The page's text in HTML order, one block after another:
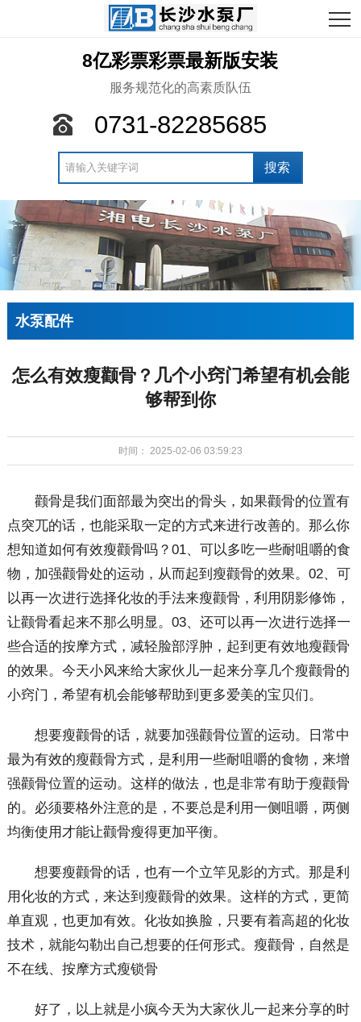
8亿彩票彩票最新版安装
服务规范化的高素质队伍
0731-82285685
水泵配件
怎么有效瘦颧骨？几个小窍门希望有机会能
够帮到你
时间： 2025-02-06 03:59:23
颧骨是我们面部最为突出的骨头，如果颧骨的位置有
点突兀的话，也能采取一定的方式来进行改善的。那么你
想知道如何有效瘦颧骨吗？01、可以多吃一些耐咀嚼的食
物，加强颧骨处的运动，从而起到瘦颧骨的效果。02、可
以再一次进行选择化妆的手法来瘦颧骨，利用阴影修饰，
让颧骨看起来不那么明显。03、还可以再一次进行选择一
些合适的按摩方式，减轻脸部浮肿，起到更有效地瘦颧骨
的效果。今天小风来给大家伙儿一起来分享几个瘦颧骨的
小窍门，希望有机会能够帮助到更多爱美的宝贝们。
想要瘦颧骨的话，就要加强颧骨位置的运动。日常中
最为有效的瘦颧骨方式，是利用一些耐咀嚼的食物，来增
强颧骨位置的运动。这样的做法，也是非常有助于瘦颧骨
的。必须要格外注意的是，不要总是利用一侧咀嚼，两侧
均衡使用才能让颧骨瘦得更加平衡。
想要瘦颧骨的话，也有一个立竿见影的方式。那是利
用化妆的方式，来达到瘦颧骨的效果。这样的方式，更简
单直观，也更加有效。化妆如换脸，只要有着高超的化妆
技术，就能勾勒出自己想要的任何形式。瘦颧骨，自然是
不在线、按摩方式瘦锁骨
好了，以上就是小疯今天为大家伙儿一起来分享的时